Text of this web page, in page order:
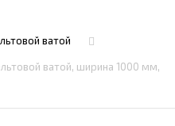
ватой
ватой, ширина 1000 мм,